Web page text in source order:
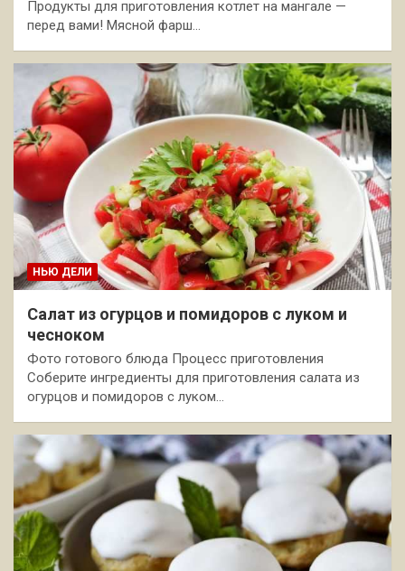
Продукты для приготовления котлет на мангале —
перед вами! Мясной фарш…
НЬЮ ДЕЛИ
Салат из огурцов и помидоров с луком и
чесноком
Фото готового блюда Процесс приготовления
Соберите ингредиенты для приготовления салата из
огурцов и помидоров с луком…